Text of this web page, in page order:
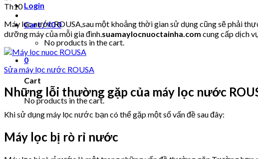
Login
Cart /₫00
No products in the cart.
0
Cart
No products in the cart.
Th10
Máy lọc nước ROUSA,sau một khoảng thời gian sử dụng cũng sẽ phải
dưỡng máy của mỗi gia đình.suamaylocnuoctainha.com cung cấp dịch
Sửa máy lọc nước ROUSA
Những lỗi thường gặp của máy lọc nước
Khi sử dụng máy lọc nước bạn có thể gặp một số vấn đề sau đây:
Máy lọc bị rò rỉ nước